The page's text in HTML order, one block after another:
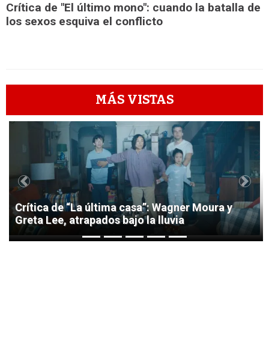
Crítica de "El último mono": cuando la batalla de
los sexos esquiva el conflicto
MÁS VISTAS
1
Crítica de “La última casa”: Wagner Moura y
Greta Lee, atrapados bajo la lluvia
Previous Next